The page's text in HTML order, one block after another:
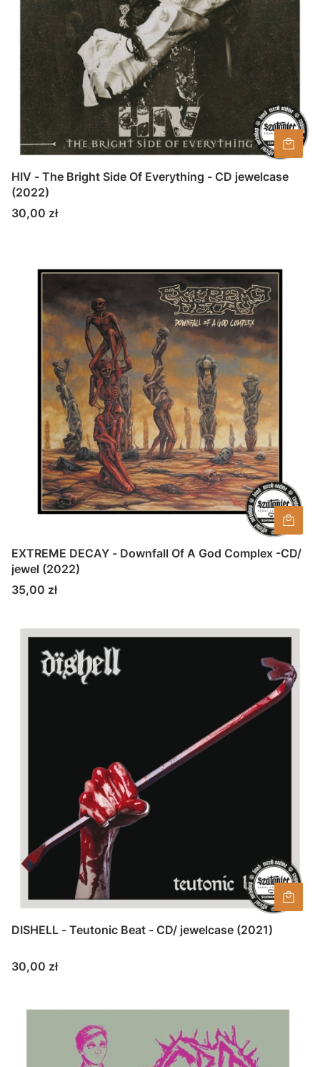
HIV - The Bright Side Of Everything - CD jewelcase
(2022)
Cena
30,00 zł
EXTREME DECAY - Downfall Of A God Complex -CD/
jewel (2022)
Cena
35,00 zł
DISHELL - Teutonic Beat - CD/ jewelcase (2021)
Cena
30,00 zł